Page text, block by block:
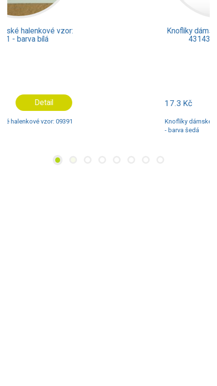
Knoflíky dámské halenkové vzor:
17.3 Kč
Knoflíky dámské halenkové vzor: 43143